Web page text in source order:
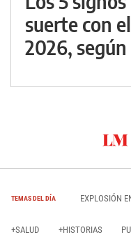
suerte con
2026,
TEMAS DEL DÍA EXPLOSIÓN
+SALUD +HISTORIAS